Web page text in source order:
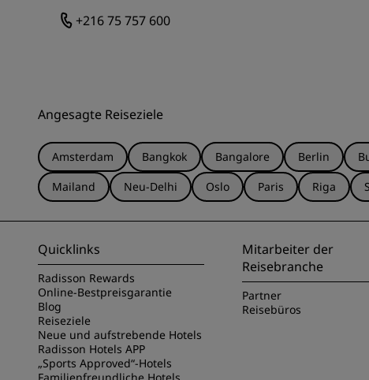
+216 75 757 600
Angesagte Reiseziele
Amsterdam Bangkok Bangalore Berlin
Mailand
Neu-Delhi Oslo Paris Riga
Quicklinks
Radisson Rewards
Online-Bestpreisgarantie
Blog
Reiseziele
Neue und aufstrebende Hotels
Radisson Hotels APP
„Sports Approved“-Hotels
Mitarbeiter der
Reisebranche
Partner
Reisebüros